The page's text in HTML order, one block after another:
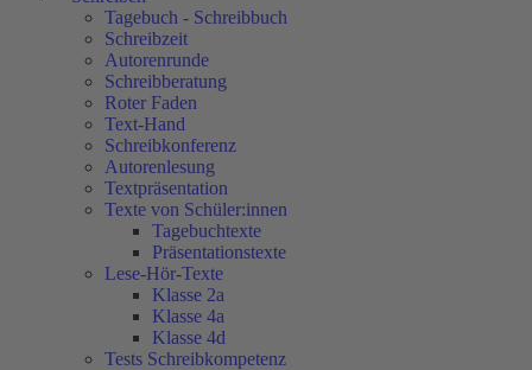
Tagebuch - Schreibbuch
Schreibzeit
Autorenrunde
Schreibberatung
Roter Faden
Text-Hand
Schreibkonferenz
Autorenlesung
Textpräsentation
Texte von Schüler:innen
Tagebuchtexte
Präsentationstexte
Lese-Hör-Texte
Klasse 2a
Klasse 4a
Klasse 4d
Tests Schreibkompetenz